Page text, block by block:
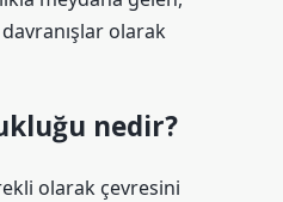
olarak
nedir?
olarak çevresini